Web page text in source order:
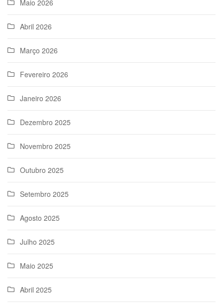
Maio 2026
Abril 2026
Março 2026
Fevereiro 2026
Janeiro 2026
Dezembro 2025
Novembro 2025
Outubro 2025
Setembro 2025
Agosto 2025
Julho 2025
Maio 2025
Abril 2025